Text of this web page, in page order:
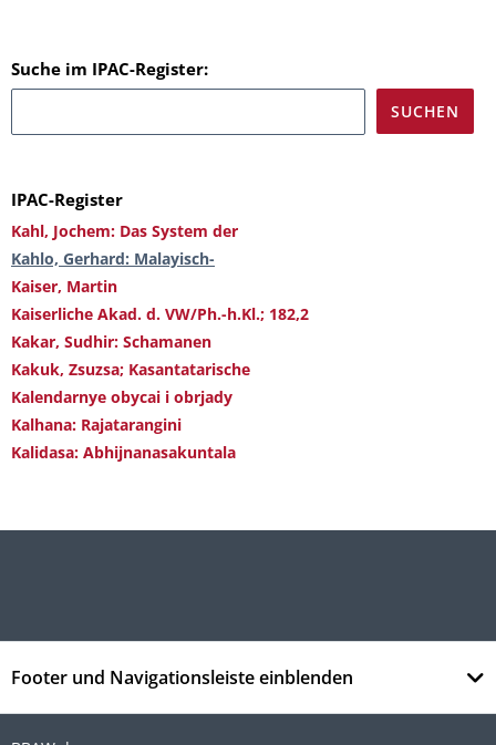
Suche im IPAC-Register:
IPAC-Register
Kahl, Jochem: Das System der
Kahlo, Gerhard: Malayisch-
Kaiser, Martin
Kaiserliche Akad. d. VW/Ph.-h.Kl.; 182,2
Kakar, Sudhir: Schamanen
Kakuk, Zsuzsa; Kasantatarische
Kalendarnye obycai i obrjady
Kalhana: Rajatarangini
Kalidasa: Abhijnanasakuntala
Footer und Navigationsleiste einblenden